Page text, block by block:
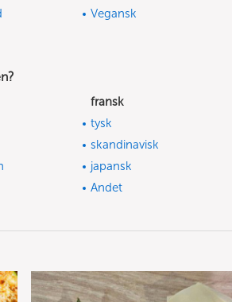
Vegansk
fransk
tysk
skandinavisk
japansk
Andet